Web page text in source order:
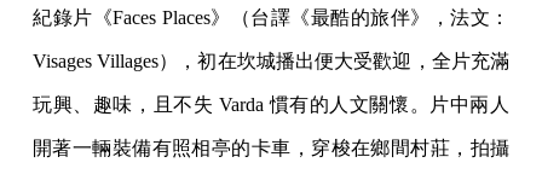
紀錄片《Faces Places》（台譯《最酷的旅伴》，法文：
Visages Villages），初在坎城播出便大受歡迎，全片充滿
玩興、趣味，且不失 Varda 慣有的人文關懷。片中兩人
開著一輛裝備有照相亭的卡車，穿梭在鄉間村莊，拍攝